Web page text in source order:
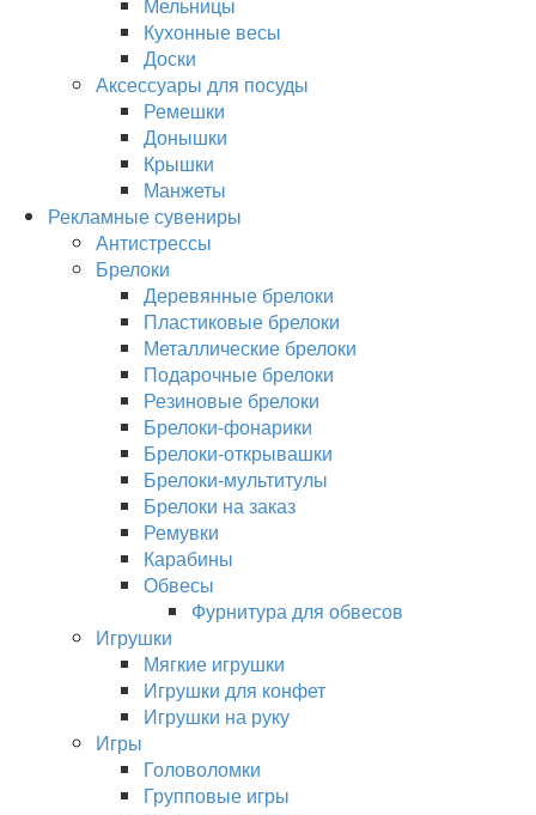
Кухонные весы
Доски
Аксессуары для посуды
Ремешки
Донышки
Крышки
Манжеты
Рекламные сувениры
Антистрессы
Брелоки
Деревянные брелоки
Пластиковые брелоки
Металлические брелоки
Подарочные брелоки
Резиновые брелоки
Брелоки-фонарики
Брелоки-открывашки
Брелоки-мультитулы
Брелоки на заказ
Ремувки
Карабины
Обвесы
Фурнитура для обвесов
Игрушки
Мягкие игрушки
Игрушки для конфет
Игрушки на руку
Игры
Головоломки
Групповые игры